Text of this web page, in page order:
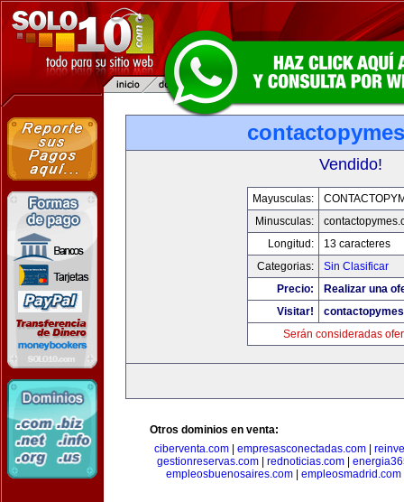
Vendido!
Mayusculas:
Minusculas:
Longitud:
13 caracteres
Categorias:
Sin Clasificar
Precio:
Realizar una
Visitar!
Serán consideradas
Otros dominios en venta:
ciberventa.com| empresasconectadas.com|
gestionreservas.com| rednoticias.com|
empleosbuenosaires.com
empleosmadrid.com